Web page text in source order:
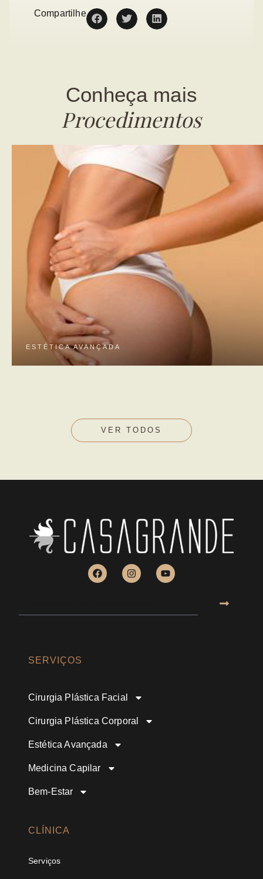
Compartilhe
Conheça mais
Procedimentos
ESTÉTICA AVANÇADA
VER TODOS
SERVIÇOS
Cirurgia Plástica Facial
Cirurgia Plástica Corporal
Estética Avançada
Medicina Capilar
Bem-Estar
CLÍNICA
Serviços